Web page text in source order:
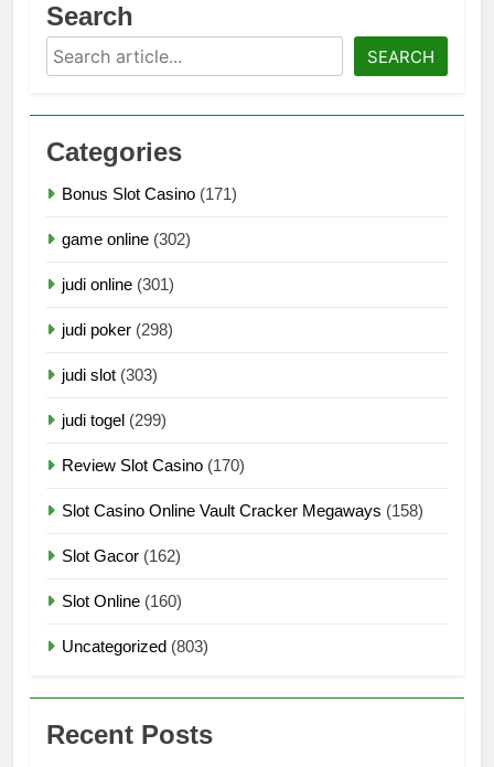
Search
Search SEARCH
Categories
Bonus Slot Casino (171)
game online (302)
judi online (301)
judi poker (298)
judi slot (303)
judi togel (299)
Review Slot Casino (170)
Slot Casino Online Vault Cracker Megaways (158)
Slot Gacor (162)
Slot Online (160)
Uncategorized (803)
Recent Posts